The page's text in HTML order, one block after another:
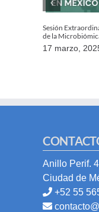
Sesión
de la
17 marzo,
Anillo Perif.
Ciudad de
+52 55